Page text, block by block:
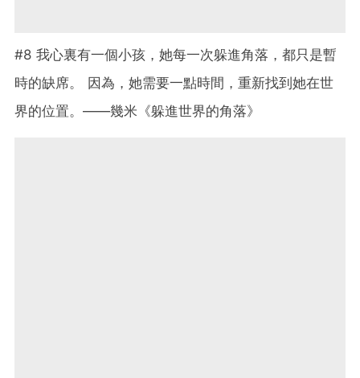
#8 我心裏有一個小孩，她每一次躲進角落，都只是暫
時的缺席。 因為，她需要一點時間，重新找到她在世
界的位置。——幾米《躲進世界的角落》